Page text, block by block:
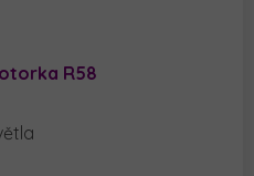
R58